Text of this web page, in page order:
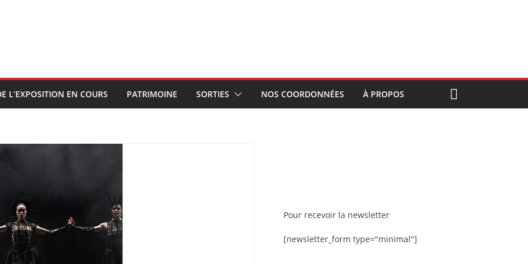
L’EXPOSITION EN COURS PATRIMOINE SORTIES NOS COORDONNÉES À PROPOS
Pour recevoir la newsletter
[newsletter_form type="minimal"]